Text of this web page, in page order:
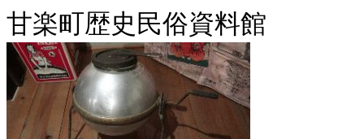
甘楽町歴史民俗資料館